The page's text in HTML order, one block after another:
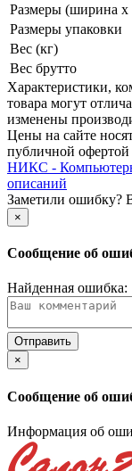
Размеры (ширина х
Размеры упаковки
Вес (кг)
Вес брутто
Xарактеристики,
товара могут
изменены
Цены на сайте
публичной
НИКС -
описаний
Заметили ошибку?
×
Сообщение об
Найденная ошибка:
×
Сообщение об
Информация об